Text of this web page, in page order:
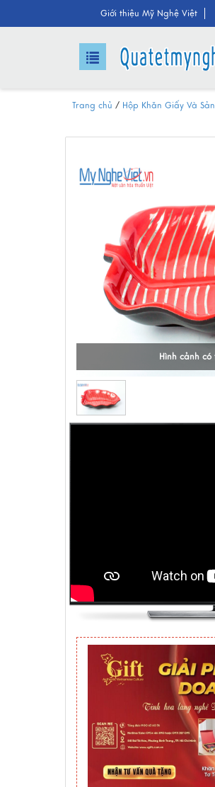
Giới thiệu Mỹ Nghệ Việt
Trang chủ / Hộp Khăn Giấy Và
Hình cảnh